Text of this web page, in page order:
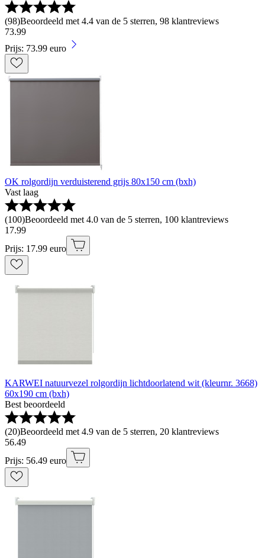
(98)Beoordeeld met 4.4 van de 5 sterren, 98 klantreviews
73.99
Prijs: 73.99 euro
OK rolgordijn verduisterend grijs 80x150 cm (bxh)
Vast laag
(100)Beoordeeld met 4.0 van de 5 sterren, 100 klantreviews
17.99
Prijs: 17.99 euro
KARWEI natuurvezel rolgordijn lichtdoorlatend wit (kleurnr. 3668)
60x190 cm (bxh)
Best beoordeeld
(20)Beoordeeld met 4.9 van de 5 sterren, 20 klantreviews
56.49
Prijs: 56.49 euro